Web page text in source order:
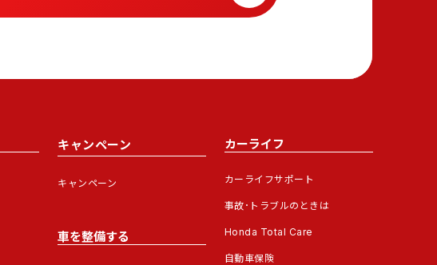
キャンペーン
キャンペーン
車を整備する
カーライフ
カーライフサポート
事故･トラブルのときは
Honda Total Care
自動車保険